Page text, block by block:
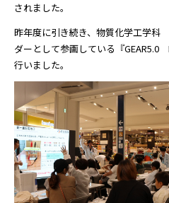
されました。
昨年度に引き続き、物質化学工学
ダーとして参画している『
行いました。